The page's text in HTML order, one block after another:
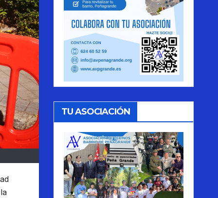
TU ASOCIACIÓN